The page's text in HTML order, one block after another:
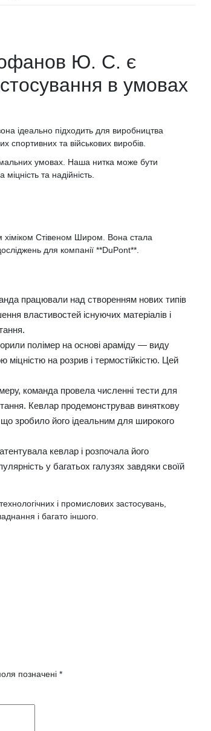
Ю. С. є
в умовах
ідеально підходить для виробництва
спортивних та військових виробів.
умовах. Наша нитка може бути
та надійність.
хіміком Стівеном Широм. Вона стала
для компанії **DuPont**.
працювали над створенням нових типів
властивостей існуючих матеріалів і
полімер на основі араміду — виду
міцністю на розрив і термостійкістю. Цей
команда провела численні тести для
Кевлар продемонстрував виняткову
що зробило його ідеальним для широкого
кевлар і розпочала його
у багатьох галузях завдяки своїй
і промислових застосувань,
і багато іншого.
позначені *